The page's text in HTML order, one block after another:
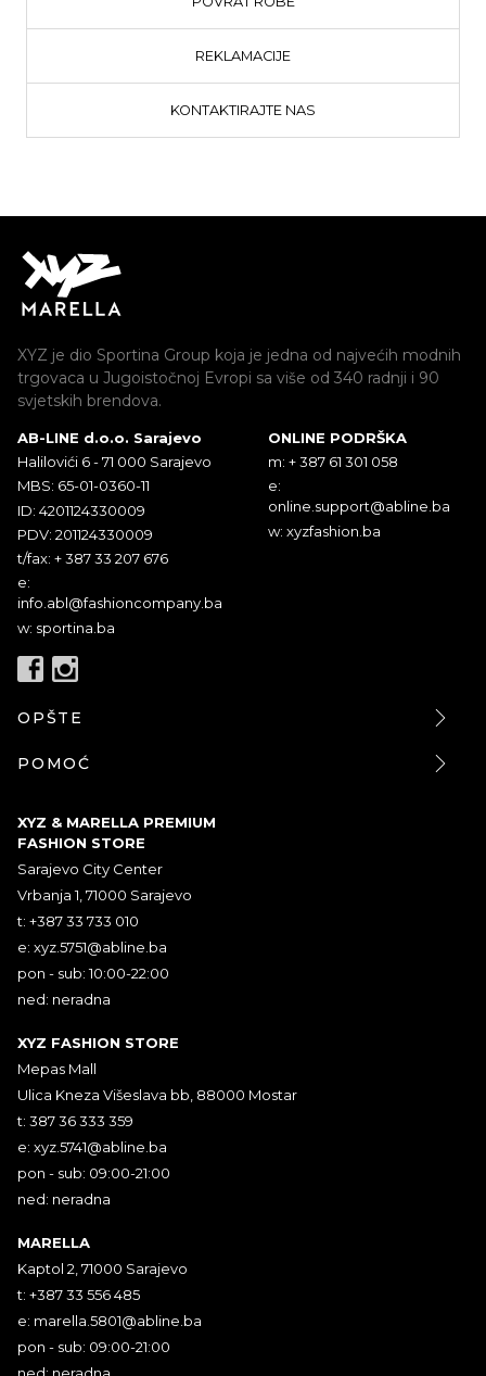
REKLAMACIJE
KONTAKTIRAJTE NAS
XYZ je dio Sportina Group koja je jedna od najvećih modnih
trgovaca u Jugoistočnoj Evropi sa više od 340 radnji i 90
svjetskih brendova.
AB-LINE d.o.o. Sarajevo
Halilovići 6 - 71 000 Sarajevo
MBS: 65-01-0360-11
ID: 4201124330009
PDV: 201124330009
t/fax: + 387 33 207 676
e:
info.abl@fashioncompany.ba
w: sportina.ba
ONLINE PODRŠKA
m: + 387 61 301 058
e:
online.support@abline.ba
w: xyzfashion.ba
OPŠTE
POMOĆ
XYZ & MARELLA PREMIUM
FASHION STORE
Sarajevo City Center
Vrbanja 1, 71000 Sarajevo
t: +387 33 733 010
e: xyz.5751@abline.ba
pon - sub: 10:00-22:00
ned: neradna
XYZ FASHION STORE
Mepas Mall
Ulica Kneza Višeslava bb, 88000 Mostar
t: 387 36 333 359
e: xyz.5741@abline.ba
pon - sub: 09:00-21:00
ned: neradna
MARELLA
Kaptol 2, 71000 Sarajevo
t: +387 33 556 485
e: marella.5801@abline.ba
pon - sub: 09:00-21:00
ned: neradna